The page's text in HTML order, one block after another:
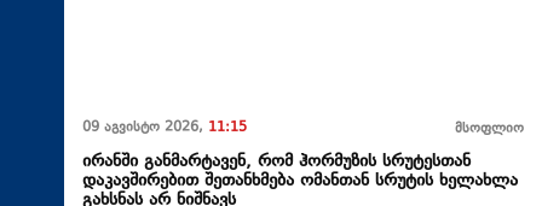
09 აგვისტო 2026, 11:15 მსოფლიო
ირანში განმარტავენ, რომ ჰორმუზის სრუტესთან
დაკავშირებით შეთანხმება ომანთან სრუტის ხელახლა
გახსნას არ ნიშნავს